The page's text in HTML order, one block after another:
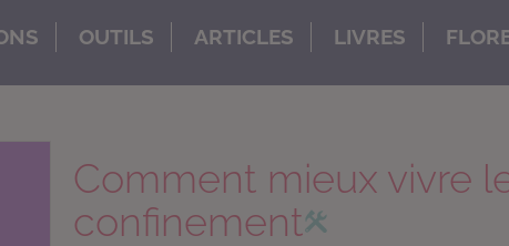
OUTILS ARTICLES LIVRES
Comment mieux vivre
confinement